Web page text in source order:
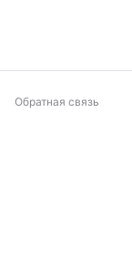
Обратная связь